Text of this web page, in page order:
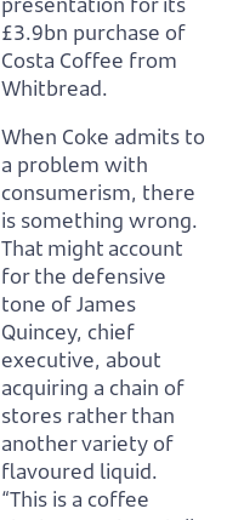
£3.9bn purchase of
Costa Coffee from
Whitbread.
When Coke admits to
a problem with
consumerism, there
is something wrong.
That might account
for the defensive
tone of James
Quincey, chief
executive, about
acquiring a chain of
stores rather than
another variety of
flavoured liquid.
“This is a coffee